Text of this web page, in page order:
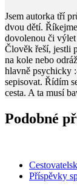
Jsem autorka tří
dvou dětí.
dovolenou či
Člověk řeší, jestli
na kole nebo
hlavně psychicky
sepisovat. Řídím
cesta. A ta musí
Podobné
Kategorie
Příspěvky